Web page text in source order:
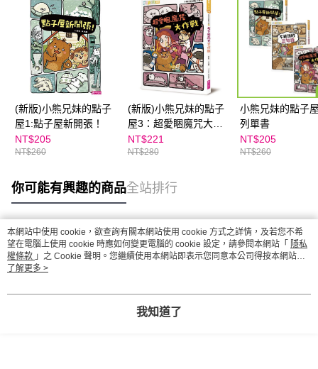
(新版)小熊兄妹的點子
屋1:點子屋新開張！
NT$205
NT$260
(新版)小熊兄妹的點子
屋3：超愛睏魔咒大作
戰
NT$221
NT$280
小熊兄妹的點子
列單書
NT$205
NT$260
你可能有興趣的商品全站排行
熱門標籤
本網站中使用 cookie，欲查詢有關本網站使用 cookie 方式之詳情，及若您不希
望在電腦上使用 cookie 時應如何變更電腦的 cookie 設定，請參閱本網站「 隱私
權條款 」之 Cookie 聲明。您繼續使用本網站即表示您同意本公司得按本網站使
用條款之 Cookie 聲明使用 cookie。
了解更多 >
我知道了